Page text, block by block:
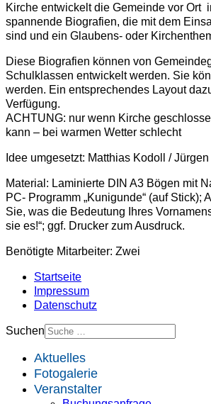
Kirche entwickelt die Gemeinde vor Ort
spannende Biografien, die mit dem
sind und ein Glaubens- oder
Diese Biografien können von
Schulklassen entwickelt werden. Sie
werden. Ein entsprechendes Layout
Verfügung.
ACHTUNG: nur wenn Kirche
kann – bei warmen Wetter schlecht
Idee umgesetzt: Matthias Kodoll /
Material: Laminierte DIN A3 Bögen mit
PC- Programm „Kunigunde“ (auf Stick);
Sie, was die Bedeutung Ihres
sie es!“; ggf. Drucker zum Ausdruck.
Benötigte Mitarbeiter: Zwei
Startseite
Impressum
Datenschutz
Suchen
Aktuelles
Fotogalerie
Veranstalter